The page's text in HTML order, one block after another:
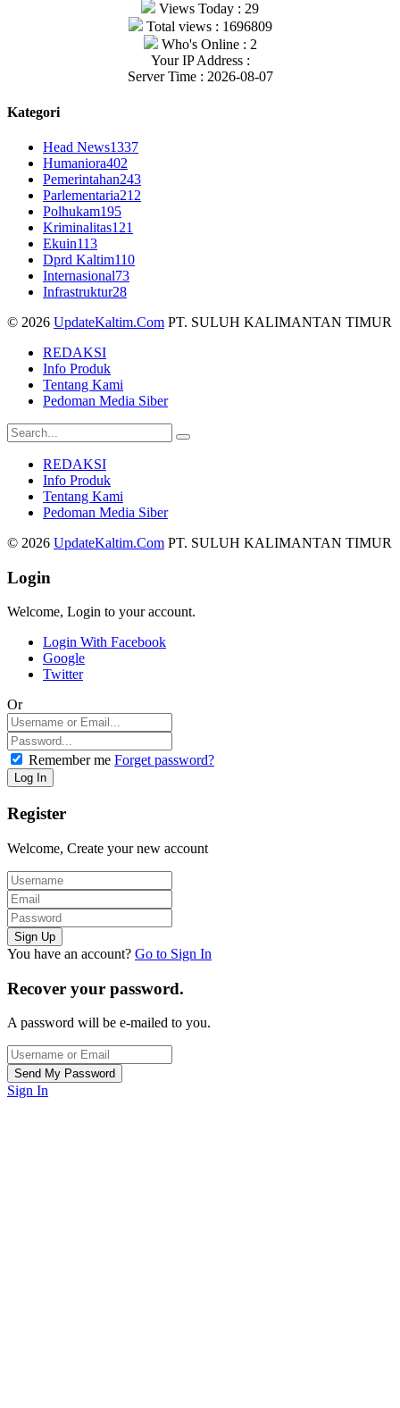
Views Today : 29
Total views : 1696809
Who's Online : 2
Your IP Address :
Server Time : 2026-08-07
Kategori
Head News1337
Humaniora402
Pemerintahan243
Parlementaria212
Polhukam195
Kriminalitas121
Ekuin113
Dprd Kaltim110
Internasional73
Infrastruktur28
© 2026 UpdateKaltim.Com PT. SULUH KALIMANTAN TIMUR
REDAKSI
Info Produk
Tentang Kami
Pedoman Media Siber
REDAKSI
Info Produk
Tentang Kami
Pedoman Media Siber
© 2026 UpdateKaltim.Com PT. SULUH KALIMANTAN TIMUR
Login
Welcome, Login to your account.
Login With Facebook
Google
Twitter
Or
Remember me Forget password?
Register
Welcome, Create your new account
You have an account? Go to Sign In
Recover your password.
A password will be e-mailed to you.
Sign In